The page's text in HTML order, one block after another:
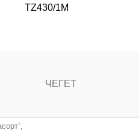
TZ430/1M
ЧЕГЕТ